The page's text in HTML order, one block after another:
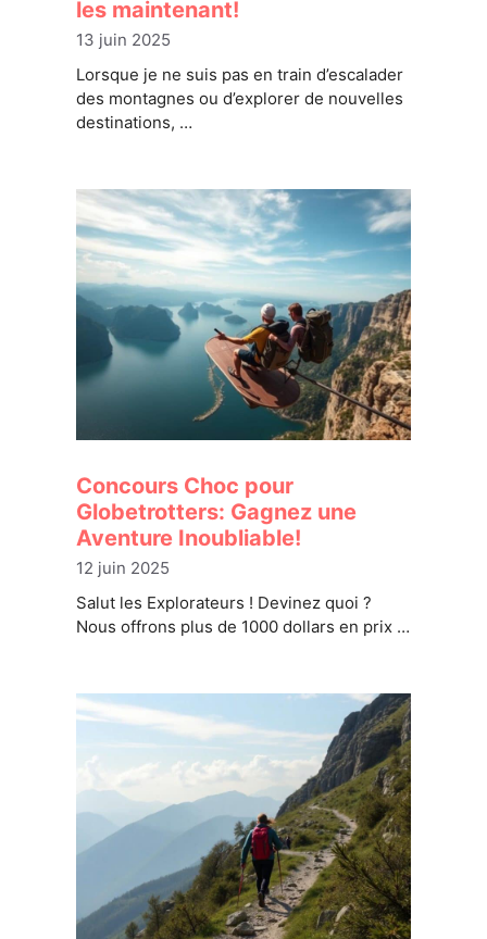
les maintenant!
13 juin 2025
Lorsque je ne suis pas en train d’escalader
des montagnes ou d’explorer de nouvelles
destinations, …
Concours Choc pour
Globetrotters: Gagnez une
Aventure Inoubliable!
12 juin 2025
Salut les Explorateurs ! Devinez quoi ?
Nous offrons plus de 1000 dollars en prix …